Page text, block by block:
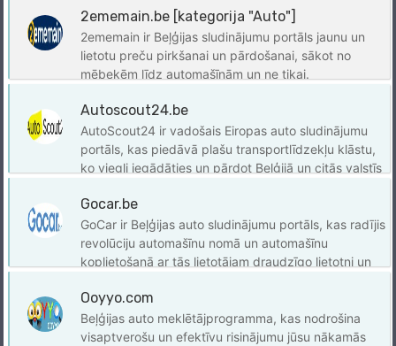
2ememain.be [kategorija "Auto"]
2ememain ir Beļģijas sludinājumu portāls jaunu un
lietotu preču pirkšanai un pārdošanai, sākot no
mēbekēm līdz automašīnām un ne tikai.
Autoscout24.be
AutoScout24 ir vadošais Eiropas auto sludinājumu
portāls, kas piedāvā plašu transportlīdzekļu klāstu,
ko viegli iegādāties un pārdot Beļģijā un citās valstīs
Gocar.be
GoCar ir Beļģijas auto sludinājumu portāls, kas radījis
revolūciju automašīnu nomā un automašīnu
koplietošanā ar tās lietotājam draudzīgo lietotni un
Ooyyo.com
Beļģijas auto meklētājprogramma, kas nodrošina
visaptverošu un efektīvu risinājumu jūsu nākamās